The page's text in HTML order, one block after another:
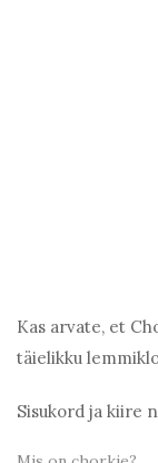
Kas arvate, et
täielikku
Sisukord ja kiire